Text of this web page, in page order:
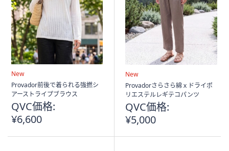
New
Provador前後で着られる強撚シ
アーストライプブラウス
QVC価格:
¥6,600
New
Provadorさらさら綿ｘドライポ
リエステルレギテコパンツ
QVC価格:
¥5,000